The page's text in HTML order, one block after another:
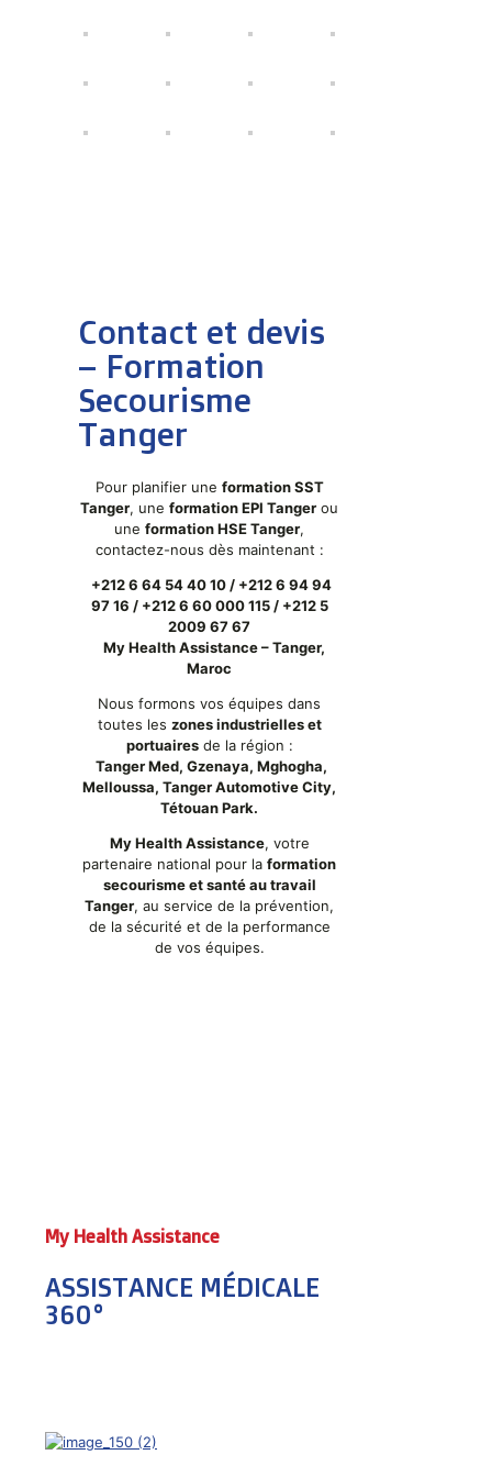
Contact et devis
– Formation
Secourisme
Tanger
Pour planifier une formation SST
Tanger, une formation EPI Tanger ou
une formation HSE Tanger,
contactez-nous dès maintenant :
+212 6 64 54 40 10 / +212 6 94 94
97 16 / +212 6 60 000 115 / +212 5
2009 67 67
My Health Assistance – Tanger,
Maroc
Nous formons vos équipes dans
toutes les zones industrielles et
portuairesde la région :
Tanger Med, Gzenaya, Mghogha,
Melloussa, Tanger Automotive City,
Tétouan Park.
My Health Assistance, votre
partenaire national pour la formation
secourisme et santé au travail
Tanger, au service de la prévention,
de la sécurité et de la performance
de vos équipes.
My Health Assistance
ASSISTANCE MÉDICALE
360°